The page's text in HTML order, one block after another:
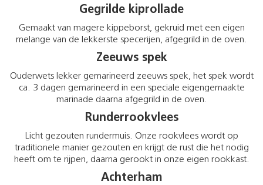
Gegrilde kiprollade
Gemaakt van magere kippeborst, gekruid met een eigen
melange van de lekkerste specerijen, afgegrild in de oven.
Zeeuws spek
Ouderwets lekker gemarineerd zeeuws spek, het spek wordt
ca. 3 dagen gemarineerd in een speciale eigengemaakte
marinade daarna afgegrild in de oven.
Runderrookvlees
Licht gezouten rundermuis. Onze rookvlees wordt op
traditionele manier gezouten en krijgt de rust die het nodig
heeft om te rijpen, daarna gerookt in onze eigen rookkast.
Achterham